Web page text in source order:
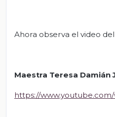
Ahora observa el video
Maestra Teresa Damián
https://www.youtube.com/